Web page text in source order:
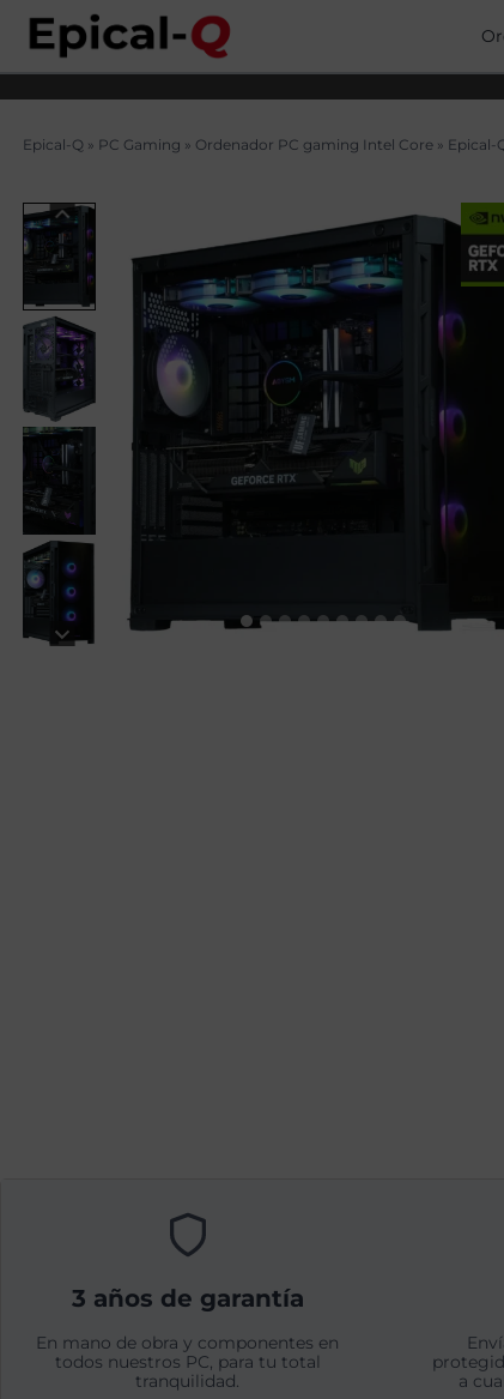
contenido
Epical-Q » PC Gaming » Ordenador PC gaming Intel Core » Epical-
3 años de garantía
En mano de obra y componentes en
todos nuestros PC, para tu total
tranquilidad.
a